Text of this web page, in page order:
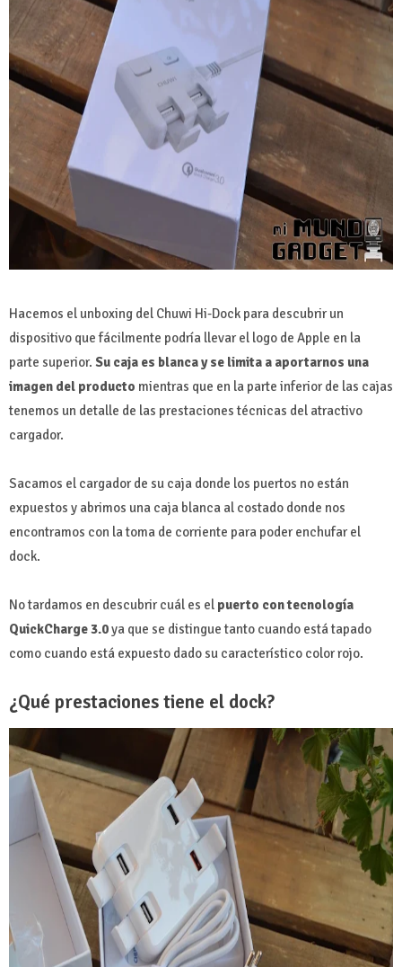
Hacemos el unboxing del Chuwi Hi-Dock para descubrir un
dispositivo que fácilmente podría llevar el logo de Apple en la
parte superior. Su caja es blanca y se limita a aportarnos una
imagen del producto mientras que en la parte inferior de las cajas
tenemos un detalle de las prestaciones técnicas del atractivo
cargador.
Sacamos el cargador de su caja donde los puertos no están
expuestos y abrimos una caja blanca al costado donde nos
encontramos con la toma de corriente para poder enchufar el
dock.
No tardamos en descubrir cuál es el puerto con tecnología
QuickCharge 3.0ya que se distingue tanto cuando está tapado
como cuando está expuesto dado su característico color rojo.
¿Qué prestaciones tiene el dock?